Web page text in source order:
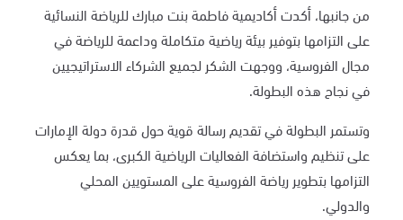
من جانبها، أكدت أكاديمية فاطمة بنت مبارك للرياضة النسائية
على التزامها بتوفير بيئة رياضية متكاملة وداعمة للرياضة في
مجال الفروسية، ووجهت الشكر لجميع الشركاء الاستراتيجيين
في نجاح هذه البطولة.
وتستمر البطولة في تقديم رسالة قوية حول قدرة دولة الإمارات
على تنظيم واستضافة الفعاليات الرياضية الكبرى، بما يعكس
التزامها بتطوير رياضة الفروسية على المستويين المحلي
والدولي.